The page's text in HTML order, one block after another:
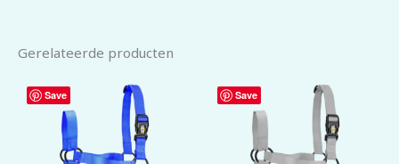
Gerelateerde producten
Save Save